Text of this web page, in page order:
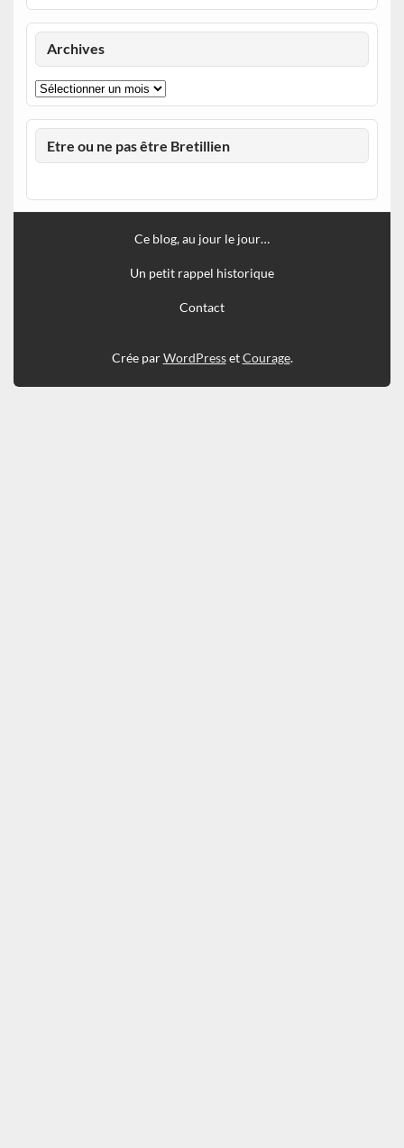
Archives
Archives
Etre ou ne pas être Bretillien
Ce blog, au jour le jour…
Un petit rappel historique
Contact
Crée parWordPressetCourage.